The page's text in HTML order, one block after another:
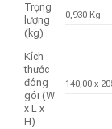
Trọng
lượng
(kg)
0,930 Kg
Kích
thước
đóng
gói (W
x L x
H)
140,00 x